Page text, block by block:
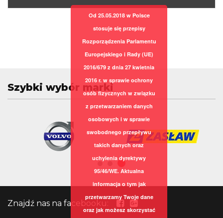
Szybki wybór marki
Znajdź nas na facebooku:
Od 25.05.2018 w Polsce
stosuje się przepisy
Rozporządzenia Parlamentu
Europejskiego i Rady (UE)
2016/679 z dnia 27 kwietnia
2016 r. w sprawie ochrony
osób fizycznych w związku
z przetwarzaniem danych
osobowych i w sprawie
swobodnego przepływu
takich danych oraz
uchylenia dyrektywy
95/46/WE. Aktualna
informacja o tym jak
przetwarzamy Twoje dane
oraz jak możesz skorzystać